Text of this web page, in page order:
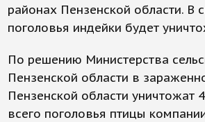
районах Пензенской области. В
поголовья индейки будет
По решению Министерства
Пензенской области в
Пензенской области уничтожат
всего поголовья птицы